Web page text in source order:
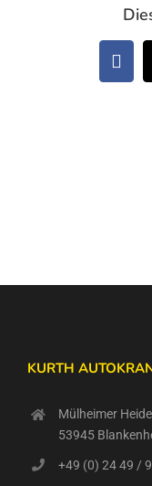
KURTH
Mülheimer
53945
+49 (0) 24 49 /